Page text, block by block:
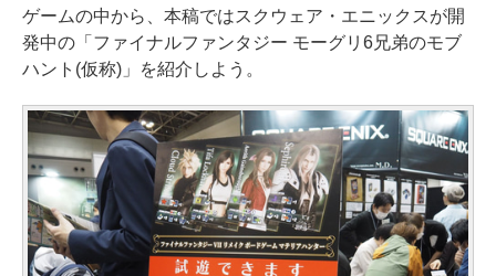
ゲームの中から、本稿ではスクウェア・エニックスが開
発中の「ファイナルファンタジー モーグリ6兄弟のモブ
ハント(仮称)」を紹介しよう。